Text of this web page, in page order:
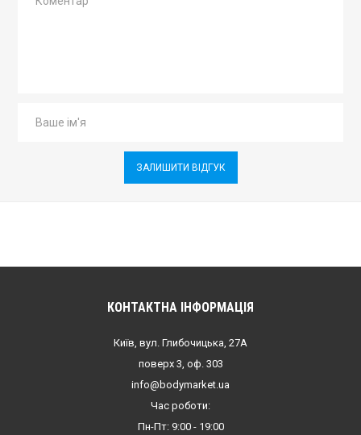
ЗАЛИШИТИ ВІДГУК
КОНТАКТНА ІНФОРМАЦІЯ
Київ, вул. Глибочицька, 27А
поверх 3, оф. 303
info@bodymarket.ua
Час роботи:
Пн-Пт: 9:00 - 19:00